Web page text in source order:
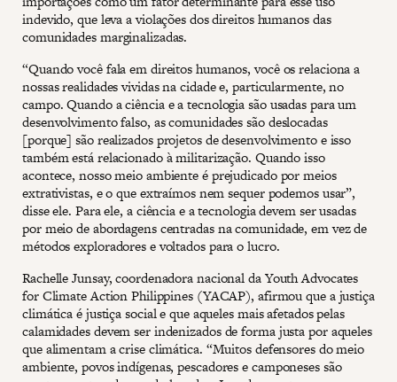
indevido, que leva a violações dos direitos humanos das
comunidades marginalizadas.
“Quando você fala em direitos humanos, você os relaciona a
nossas realidades vividas na cidade e, particularmente, no
campo. Quando a ciência e a tecnologia são usadas para um
desenvolvimento falso, as comunidades são deslocadas
[porque] são realizados projetos de desenvolvimento e isso
também está relacionado à militarização. Quando isso
acontece, nosso meio ambiente é prejudicado por meios
extrativistas, e o que extraímos nem sequer podemos usar”,
disse ele. Para ele, a ciência e a tecnologia devem ser usadas
por meio de abordagens centradas na comunidade, em vez de
métodos exploradores e voltados para o lucro.
Rachelle Junsay, coordenadora nacional da Youth Advocates
for Climate Action Philippines (YACAP), afirmou que a justiça
climática é justiça social e que aqueles mais afetados pelas
calamidades devem ser indenizados de forma justa por aqueles
que alimentam a crise climática. “Muitos defensores do meio
ambiente, povos indígenas, pescadores e camponeses são